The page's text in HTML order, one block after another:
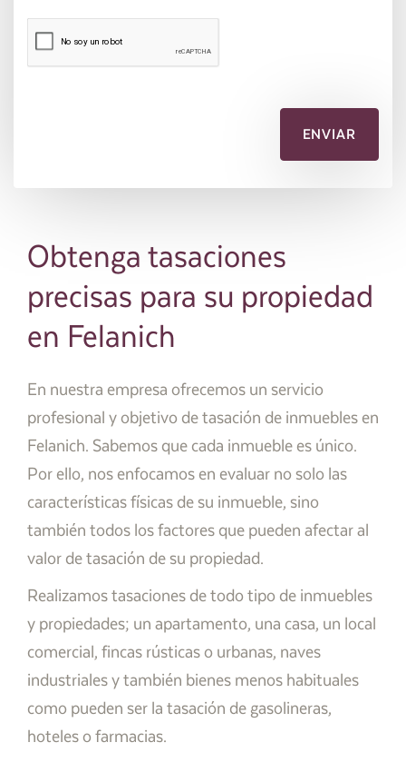
Obtenga tasaciones
precisas para su propiedad
en Felanich
En nuestra empresa ofrecemos un servicio
profesional y objetivo de tasación de inmuebles en
Felanich. Sabemos que cada inmueble es único.
Por ello, nos enfocamos en evaluar no solo las
características físicas de su inmueble, sino
también todos los factores que pueden afectar al
valor de tasación de su propiedad.
Realizamos tasaciones de todo tipo de inmuebles
y propiedades; un apartamento, una casa, un local
comercial, fincas rústicas o urbanas, naves
industriales y también bienes menos habituales
como pueden ser la tasación de gasolineras,
hoteles o farmacias.